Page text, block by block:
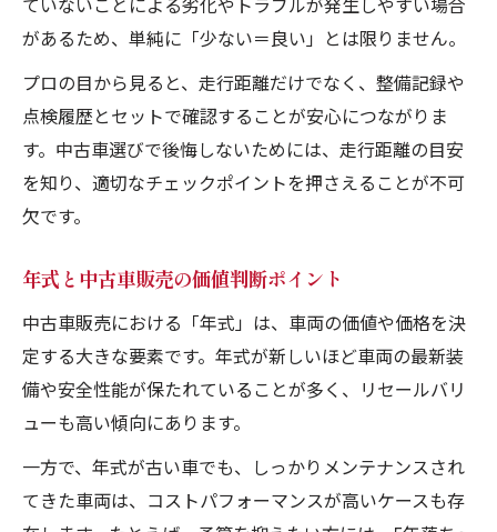
があるため、単純に「少ない＝良い」とは限りません。
プロの目から見ると、走行距離だけでなく、整備記録や
点検履歴とセットで確認することが安心につながりま
す。中古車選びで後悔しないためには、走行距離の目安
を知り、適切なチェックポイントを押さえることが不可
欠です。
年式と中古車販売の価値判断ポイント
中古車販売における「年式」は、車両の価値や価格を決
定する大きな要素です。年式が新しいほど車両の最新装
備や安全性能が保たれていることが多く、リセールバリ
ューも高い傾向にあります。
一方で、年式が古い車でも、しっかりメンテナンスされ
てきた車両は、コストパフォーマンスが高いケースも存